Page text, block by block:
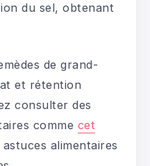
du sel, obtenant
de grand-
et rétention
consulter des
comme cet
alimentaires